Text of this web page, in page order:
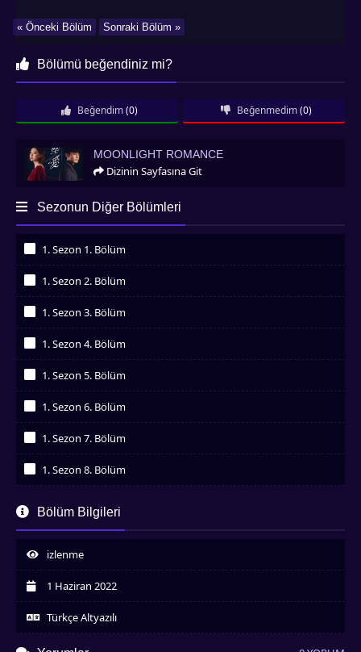
Sonraki Bölüm »
« Önceki Bölüm
Bölümü beğendiniz mi?
Beğendim (0) Beğenmedim (0)
Moonlight Romance
MOONLIGHT ROMANCE
Dizinin Sayfasına Git
Sezonun Diğer Bölümleri
1. Sezon 1. Bölüm
1. Sezon 2. Bölüm
1. Sezon 3. Bölüm
1. Sezon 4. Bölüm
1. Sezon 5. Bölüm
1. Sezon 6. Bölüm
1. Sezon 7. Bölüm
1. Sezon 8. Bölüm
İzledim
İzledim
1. Sezon 10. Bölüm
İzledim
İzledim
İzledim
1. Sezon 13. Bölüm
Bölüm Bilgileri
izlenme
1 Haziran 2022
Türkçe Altyazılı